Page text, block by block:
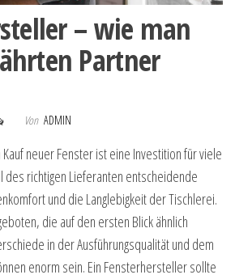
– wie man
Partner
Von ADMIN
neuer Fenster ist eine Investition für viele
des richtigen Lieferanten entscheidende
und die Langlebigkeit der Tischlerei.
die auf den ersten Blick ähnlich
in der Ausführungsqualität und dem
enorm sein. Ein Fensterhersteller sollte